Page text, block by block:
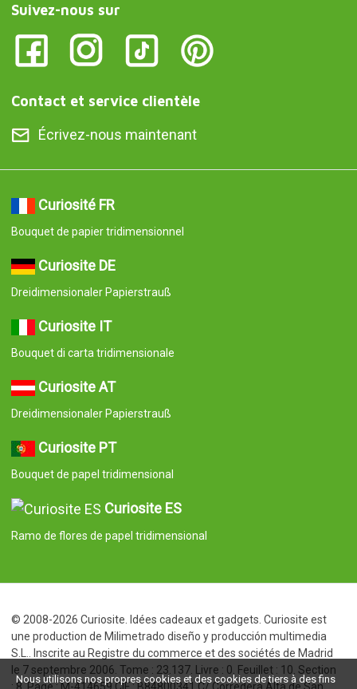
Suivez-nous sur
Contact et service clientèle
Écrivez-nous maintenant
Curiosité FR
Bouquet de papier tridimensionnel
Curiosite DE
Dreidimensionaler Papierstrauß
Curiosite IT
Bouquet di carta tridimensionale
Curiosite AT
Dreidimensionaler Papierstrauß
Curiosite PT
Bouquet de papel tridimensional
Curiosite ES
Ramo de flores de papel tridimensional
© 2008-2026 Curiosite. Idées cadeaux et gadgets. Curiosite est
une production de Milimetrado diseño y producción multimedia
S.L.. Inscrite au Registre du commerce et des sociétés de Madrid
le 7 septembre 2006. Tome : 23.137. Livre : 0. Feuillet : 10. Section
Nous utilisons nos propres cookies et des cookies de tiers à des fins